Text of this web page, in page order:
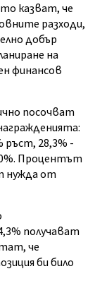
казват, че
разходи,
добър
на
финансов
посочват
ръст, 28,3% -
Процентът
нужда от
получават
че
би било